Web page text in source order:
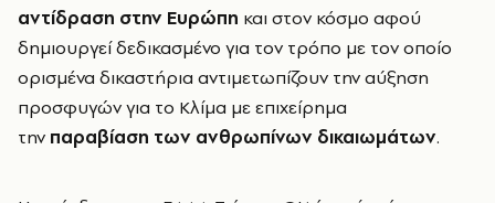
αντίδραση στην Ευρώπη και στον κόσμο αφού
δημιουργεί δεδικασμένο για τον τρόπο με τον οποίο
ορισμένα δικαστήρια αντιμετωπίζουν την αύξηση
προσφυγών για το Κλίμα με επιχείρημα
την παραβίαση των ανθρωπίνων δικαιωμάτων.